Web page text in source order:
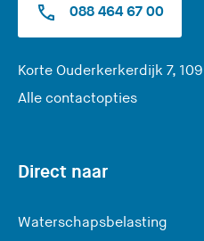
088 464 67 00
Korte Ouderkerkerdijk 7,
Alle contactopties
Direct naar
Waterschapsbelasting